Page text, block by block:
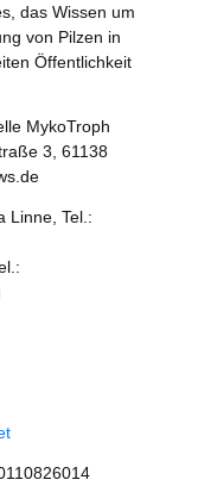
das Wissen um
von Pilzen in
Öffentlichkeit
MykoTroph
3, 61138
Linne, Tel.: